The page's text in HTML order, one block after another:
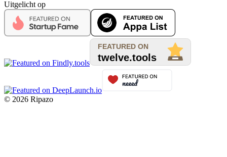
Uitgelicht op
© 2026 Ripazo